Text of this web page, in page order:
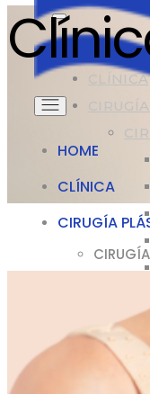
HOME
CLÍNICA
HOME
CLÍNICA
CIRUGÍA